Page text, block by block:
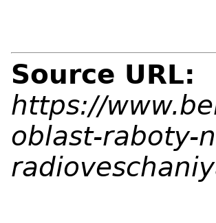
Source URL:
https://
oblast-raboty-